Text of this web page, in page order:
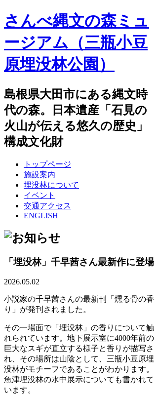
さんべ縄文の森ミュ
ージアム（三瓶小豆
原埋没林公園）
島根県大田市にある縄文時
代の森。日本遺産「石見の
火山が伝える悠久の歴史」
構成文化財
トップページ
施設案内
埋没林について
イベント
交通アクセス
ENGLISH
「埋没林」千早茜さん最新作に登場
2026.05.02
小説家の千早茜さんの最新刊「燻る骨の香
り」が発刊されました。
その一場面で「埋没林」の香りについて触
れられています。地下展示室に4000年前の
巨大なスギが直立する様子と香りが描写さ
れ、その場所は山陰として、三瓶小豆原埋
没林がモチーフであることがわかります。
魚津埋没林の水中展示についても書かれて
います。